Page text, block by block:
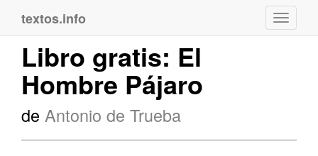
textos.info
Libro gratis: El
Hombre Pájaro
de Antonio de Trueba